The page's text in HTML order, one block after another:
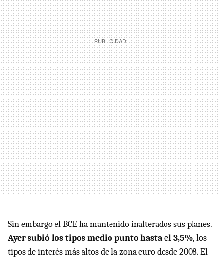
Sin embargo el BCE ha mantenido inalterados sus planes.
Ayer subió los tipos medio punto hasta el 3,5%, los
tipos de interés más altos de la zona euro desde 2008. El